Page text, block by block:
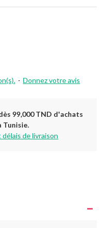
- Donnez votre avis
99,000 TND d'achats
Tunisie.
de livraison